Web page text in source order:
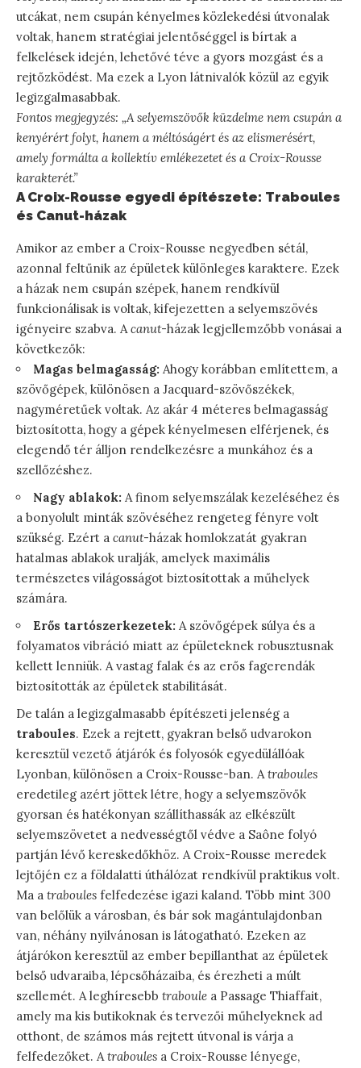
utcákat, nem csupán kényelmes közlekedési útvonalak
voltak, hanem stratégiai jelentőséggel is bírtak a
felkelések idején, lehetővé téve a gyors mozgást és a
rejtőzködést. Ma ezek a Lyon látnivalók közül az egyik
legizgalmasabbak.
Fontos megjegyzés: „A selyemszövők küzdelme nem csupán a
kenyérért folyt, hanem a méltóságért és az elismerésért,
amely formálta a kollektív emlékezetet és a Croix-Rousse
karakterét.”
A Croix-Rousse egyedi építészete: Traboules
és Canut-házak
Amikor az ember a Croix-Rousse negyedben sétál,
azonnal feltűnik az épületek különleges karaktere. Ezek
a házak nem csupán szépek, hanem rendkívül
funkcionálisak is voltak, kifejezetten a selyemszövés
igényeire szabva. Acanut-házak legjellemzőbb vonásai a
következők:
Magas belmagasság: Ahogy korábban említettem, a
szövőgépek, különösen a Jacquard-szövőszékek,
nagyméretűek voltak. Az akár 4 méteres belmagasság
biztosította, hogy a gépek kényelmesen elférjenek, és
elegendő tér álljon rendelkezésre a munkához és a
szellőzéshez.
Nagy ablakok: A finom selyemszálak kezeléséhez és
a bonyolult minták szövéséhez rengeteg fényre volt
szükség. Ezért a canut-házak homlokzatát gyakran
hatalmas ablakok uralják, amelyek maximális
természetes világosságot biztosítottak a műhelyek
számára.
Erős tartószerkezetek: A szövőgépek súlya és a
folyamatos vibráció miatt az épületeknek robusztusnak
kellett lenniük. A vastag falak és az erős fagerendák
biztosították az épületek stabilitását.
De talán a legizgalmasabb építészeti jelenség a
traboules. Ezek a rejtett, gyakran belső udvarokon
keresztül vezető átjárók és folyosók egyedülállóak
Lyonban, különösen a Croix-Rousse-ban. Atraboules
eredetileg azért jöttek létre, hogy a selyemszövők
gyorsan és hatékonyan szállíthassák az elkészült
selyemszövetet a nedvességtől védve a Saône folyó
partján lévő kereskedőkhöz. A Croix-Rousse meredek
lejtőjén ez a földalatti úthálózat rendkívül praktikus volt.
Ma a traboules felfedezése igazi kaland. Több mint 300
van belőlük a városban, és bár sok magántulajdonban
van, néhány nyilvánosan is látogatható. Ezeken az
átjárókon keresztül az ember bepillanthat az épületek
belső udvaraiba, lépcsőházaiba, és érezheti a múlt
szellemét. A leghíresebb traboule a Passage Thiaffait,
amely ma kis butikoknak és tervezői műhelyeknek ad
otthont, de számos más rejtett útvonal is várja a
felfedezőket. Atraboules a Croix-Rousse lényege,